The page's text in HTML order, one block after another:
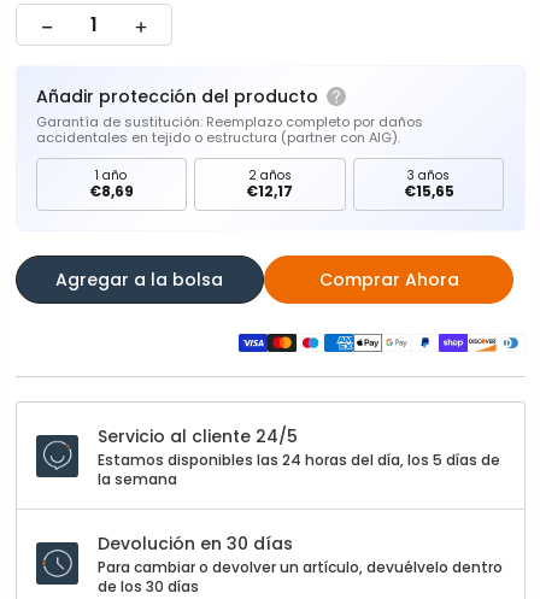
Añadir protección del producto
Garantía de sustitución: Reemplazo completo por daños
accidentales en tejido o estructura (partner con AIG).
1 año
€8,69
2 años
€12,17
3 años
€15,65
Agregar a la bolsa Comprar Ahora
Servicio al cliente 24/5
Estamos disponibles las 24 horas del día, los 5 días de
la semana
Devolución en 30 días
Para cambiar o devolver un artículo, devuélvelo dentro
de los 30 días